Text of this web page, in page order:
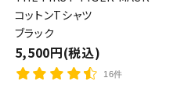
コットンTシャツ
ブラック
5,500円(税込)
16件